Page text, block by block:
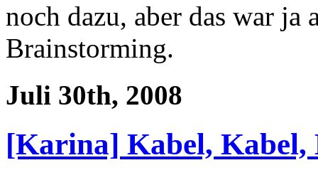
noch dazu, aber das war ja
Brainstorming.
Juli 30th, 2008
[Karina] Kabel, Kabel,